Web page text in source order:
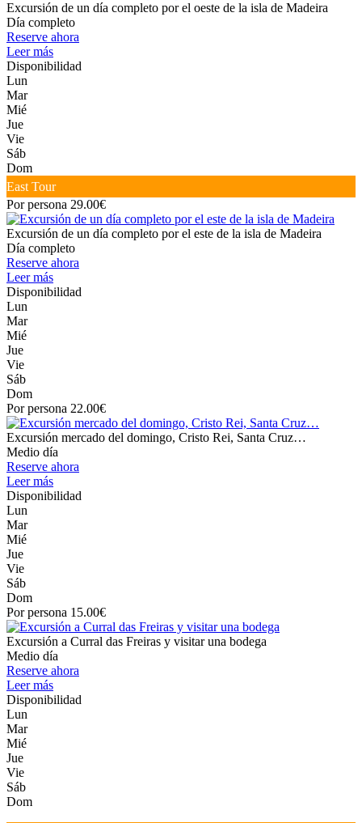
Excursión de un día completo por el oeste de la isla de Madeira
Día completo
Reserve ahora
Leer más
Disponibilidad
Lun
Mar
Mié
Jue
Vie
Sáb
Dom
East Tour
Por persona 29.00€
Excursión de un día completo por el este de la isla de Madeira
Día completo
Reserve ahora
Leer más
Disponibilidad
Lun
Mar
Mié
Jue
Vie
Sáb
Dom
Por persona 22.00€
Excursión mercado del domingo, Cristo Rei, Santa Cruz…
Medio día
Reserve ahora
Leer más
Disponibilidad
Lun
Mar
Mié
Jue
Vie
Sáb
Dom
Por persona 15.00€
Excursión a Curral das Freiras y visitar una bodega
Medio día
Reserve ahora
Leer más
Disponibilidad
Lun
Mar
Mié
Jue
Vie
Sáb
Dom